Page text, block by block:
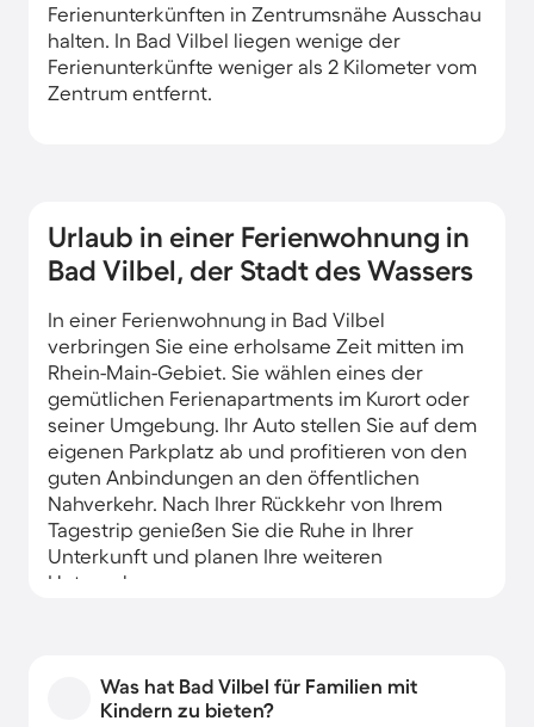
Ferienunterkünften in Zentrumsnähe Ausschau
halten. In Bad Vilbel liegen wenige der
Ferienunterkünfte weniger als 2 Kilometer vom
Zentrum entfernt.
Urlaub in einer Ferienwohnung in
Bad Vilbel, der Stadt des Wassers
In einer Ferienwohnung in Bad Vilbel
verbringen Sie eine erholsame Zeit mitten im
Rhein-Main-Gebiet. Sie wählen eines der
gemütlichen Ferienapartments im Kurort oder
seiner Umgebung. Ihr Auto stellen Sie auf dem
eigenen Parkplatz ab und profitieren von den
guten Anbindungen an den öffentlichen
Nahverkehr. Nach Ihrer Rückkehr von Ihrem
Tagestrip genießen Sie die Ruhe in Ihrer
Unterkunft und planen Ihre weiteren
Unternehmungen.
Was hat Bad Vilbel für Familien mit
Kindern zu bieten?